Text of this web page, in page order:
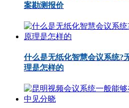
案勘测报价
什么是无纸化智慧会议系统?
理是怎样的